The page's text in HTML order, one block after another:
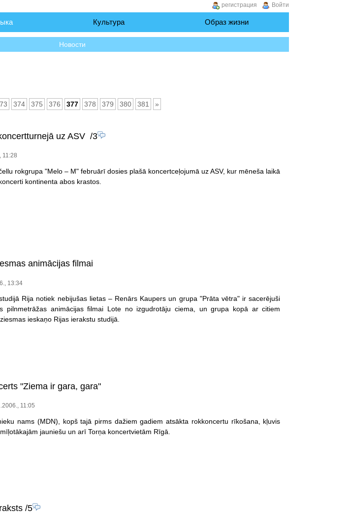
Культура Образ жизни
Новости
374 375 376 377 378 379 380 381 »
uz ASV /3
11:28
rokgrupa "Melo – M" februārī dosies plašā koncertceļojumā uz ASV, kur mēneša laikā
kontinenta abos krastos.
animācijas filmai
13:34
Rija notiek nebijušas lietas – Renārs Kaupers un grupa "Prāta vētra" ir sacerējuši
pilnmetrāžas animācijas filmai Lote no izgudrotāju ciema, un grupa kopā ar citiem
ieskaņo Rijas ierakstu studijā.
"Ziema ir gara, gara"
11:05
nams (MDN), kopš tajā pirms dažiem gadiem atsākta rokkoncertu rīkošana, kļuvis
jauniešu un arī Torņa koncertvietām Rīgā.
/5
Войти
регистрация